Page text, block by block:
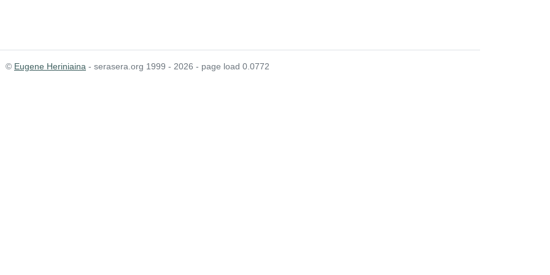
© Eugene Heriniaina - serasera.org 1999 - 2026 - page load 0.0772